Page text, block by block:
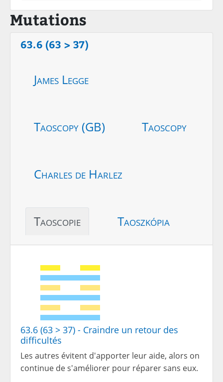
Mutations
63.6 (63 > 37)
James Legge
Taoscopy (GB) Taoscopy
Charles de Harlez
Taoscopie Taoszkópia
63.6 (63 > 37) - Craindre un retour des
difficultés
Les autres évitent d'apporter leur aide, alors on
continue de s'améliorer pour réparer sans eux.